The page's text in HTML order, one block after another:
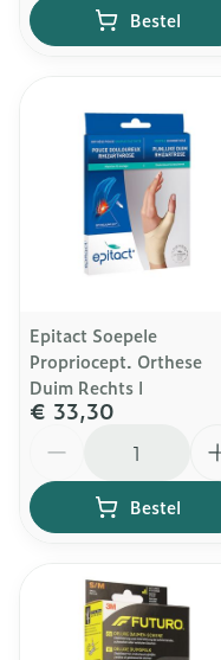
Bestel
Epitact Soepele
Propriocept. Orthese
Duim Rechts l
€ 33,30
Bestel